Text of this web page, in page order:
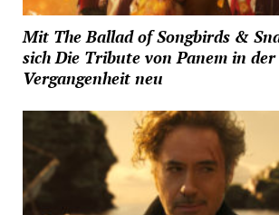
Mit The Ballad of Songbirds &
sich Die Tribute von Panem in der
Vergangenheit neu